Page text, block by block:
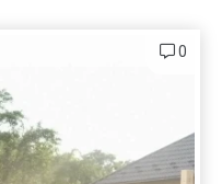
0